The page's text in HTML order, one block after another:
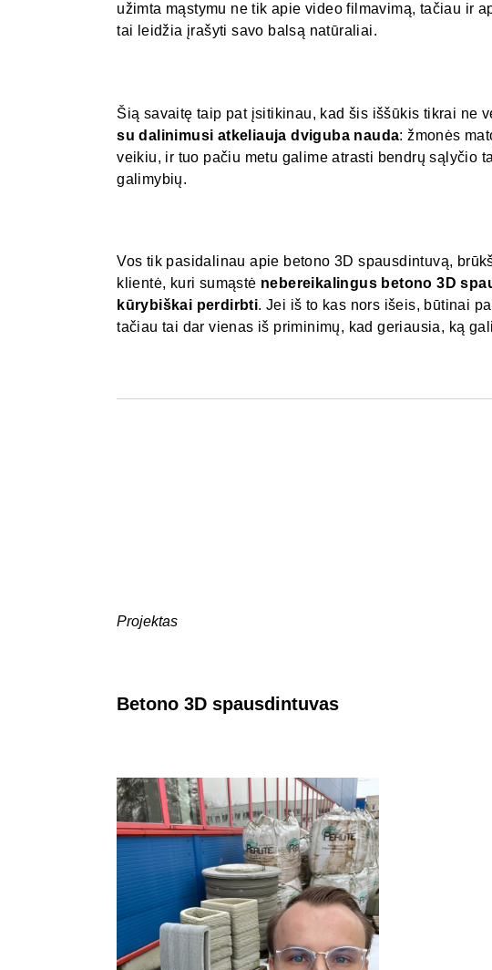
užimta mąstymu ne tik apie video filmavimą, tačiau ir
tai leidžia įrašyti savo balsą natūraliai.
Šią savaitę taip pat įsitikinau, kad šis iššūkis tikrai ne
su dalinimusi atkeliauja dviguba nauda: žmonės
veikiu, ir tuo pačiu metu galime atrasti bendrų sąlyčio
galimybių.
Vos tik pasidalinau apie betono 3D spausdintuvą,
klientė, kuri sumąstė nebereikalingus betono 3D
kūrybiškai perdirbti. Jei iš to kas nors išeis, būtinai
tačiau tai dar vienas iš priminimų, kad geriausia, ką
Projektas
Betono 3D spausdintuvas